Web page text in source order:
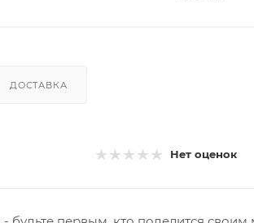
ДОСТАВКА
Нет оценок